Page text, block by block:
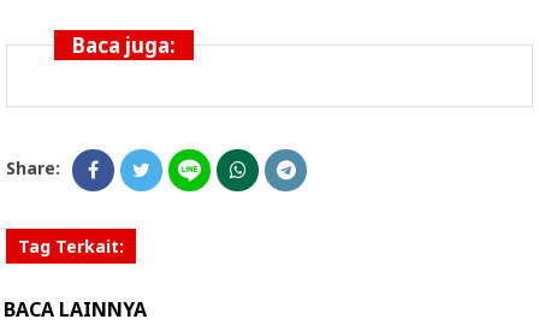
Baca juga:
Share:
Tag Terkait:
BACA LAINNYA